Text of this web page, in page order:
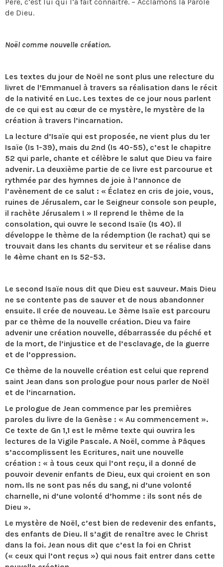
de Dieu.
Noël comme nouvelle création.
Les textes du jour de Noël ne sont plus une relecture du
livret de l’Emmanuel à travers sa réalisation dans le récit
de la nativité en Luc. Les textes de ce jour nous parlent
de ce qui est au cœur de ce mystère, le mystère de la
création à travers l’incarnation.
La lecture d’Isaïe qui est proposée, ne vient plus du 1er
Isaïe (Is 1-39), mais du 2nd (Is 40-55), c’est le chapitre
52 qui parle, chante et célèbre le salut que Dieu va faire
advenir. La deuxième partie de ce livre est parcourue et
rythmée par des hymnes de joie à l’annonce de
l’avènement de ce salut : « Éclatez en cris de joie, vous,
ruines de Jérusalem, car le Seigneur console son peuple,
il rachète Jérusalem ! » Il reprend le thème de la
consolation, qui ouvre le second Isaïe (Is 40). Il
développe le thème de la rédemption (le rachat) qui se
trouvait dans les chants du serviteur et se réalise dans
le 4ème chant en Is 52-53.
Le second Isaïe nous dit que Dieu est sauveur. Mais Dieu
ne se contente pas de sauver et de nous abandonner
ensuite. Il crée de nouveau. Le 3ème Isaïe est parcouru
par ce thème de la nouvelle création. Dieu va faire
advenir une création nouvelle, débarrassée du péché et
de la mort, de l’injustice et de l’esclavage, de la guerre
et de l’oppression.
Ce thème de la nouvelle création est celui que reprend
saint Jean dans son prologue pour nous parler de Noël
et de l’incarnation.
Le prologue de Jean commence par les premières
paroles du livre de la Genèse : « Au commencement ».
Ce texte de Gn 1,1 est le même texte qui ouvrira les
lectures de la Vigile Pascale. A Noël, comme à Pâques
s’accomplissent les Ecritures, nait une nouvelle
création : « à tous ceux qui l’ont reçu, il a donné de
pouvoir devenir enfants de Dieu, eux qui croient en son
nom. Ils ne sont pas nés du sang, ni d’une volonté
charnelle, ni d’une volonté d’homme : ils sont nés de
Dieu ».
Le mystère de Noël, c’est bien de redevenir des enfants,
des enfants de Dieu. Il s’agit de renaître avec le Christ
dans la foi. Jean nous dit que c’est la foi en Christ
(« ceux qui l’ont reçus ») qui nous fait entrer dans cette